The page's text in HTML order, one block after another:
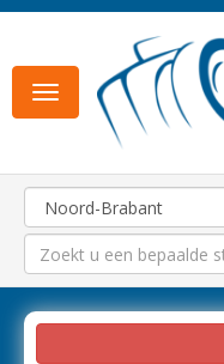
Toggle
navigation